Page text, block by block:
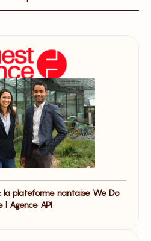
la plateforme nantaise We Do
| Agence API